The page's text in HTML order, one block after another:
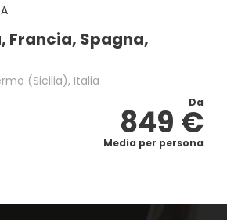
Francia, Spagna,
(sicilia), Italia
Da
849 €
Media per persona